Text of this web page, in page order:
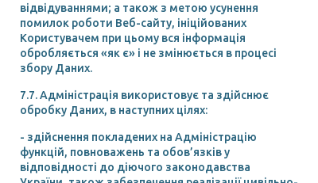
відвідуваннями; а також з метою усунення
помилок роботи Веб-сайту, ініційованих
Користувачем при цьому вся інформація
обробляється «як є» і не змінюється в процесі
збору Даних.
7.7. Адміністрація використовує та здійснює
обробку Даних, в наступних цілях:
- здійснення покладених на Адміністрацію
функцій, повноважень та обов’язків у
відповідності до діючого законодавства